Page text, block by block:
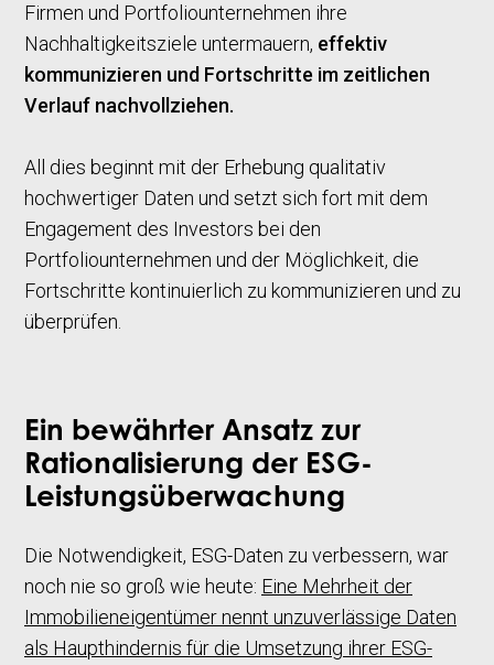
Firmen und Portfoliounternehmen ihre
Nachhaltigkeitsziele untermauern, effektiv
kommunizieren und Fortschritte im zeitlichen
Verlauf nachvollziehen.
All dies beginnt mit der Erhebung qualitativ
hochwertiger Daten und setzt sich fort mit dem
Engagement des Investors bei den
Portfoliounternehmen und der Möglichkeit, die
Fortschritte kontinuierlich zu kommunizieren und zu
überprüfen.
Ein bewährter Ansatz zur
Rationalisierung der ESG-
Leistungsüberwachung
Die Notwendigkeit, ESG-Daten zu verbessern, war
noch nie so groß wie heute: Eine Mehrheit der
Immobilieneigentümer nennt unzuverlässige Daten
als Haupthindernis für die Umsetzung ihrer ESG-